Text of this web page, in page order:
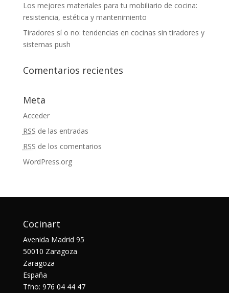
Los mejores materiales para tu mobiliario de cocina:
resistencia, estética y mantenimiento
Tiradores sí o no: tendencias en cocinas sin tiradores y
sistemas push
Comentarios recientes
Meta
Acceder
RSS de las entradas
RSS de los comentarios
WordPress.org
Cocinart
Avenida Madrid 95
50010 Zaragoza
Zaragoza
España
Tfno: 976 04 44 47